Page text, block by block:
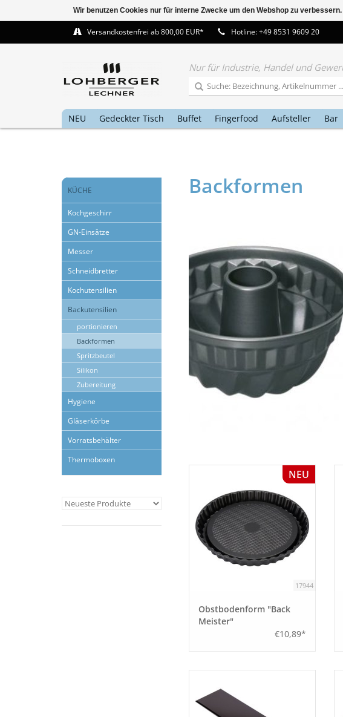
Versandkostenfrei ab 800,00 EUR* Hotline: +49 8531 9609 20
Nur für Industrie, Handel und
NEU Gedeckter Tisch Buffet Fingerfood Aufsteller Bar
KÜCHE
Kochgeschirr
GN-Einsätze
Messer
Schneidbretter
Kochutensilien
Backutensilien
portionieren
Backformen
Spritzbeutel
Silikon
Zubereitung
Hygiene
Gläserkörbe
Vorratsbehälter
Thermoboxen
Backformen
NEU
17944
Obstbodenform "Back
Meister"
€10,89*
Wir benutzen Cookies nur für interne Zwecke um den Webshop zu